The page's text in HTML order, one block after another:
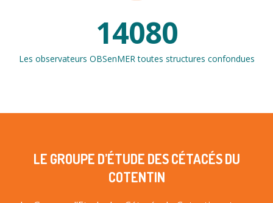
14080
Les observateurs OBSenMER toutes structures confondues
LE GROUPE D’ÉTUDE DES CÉTACÉS DU
COTENTIN